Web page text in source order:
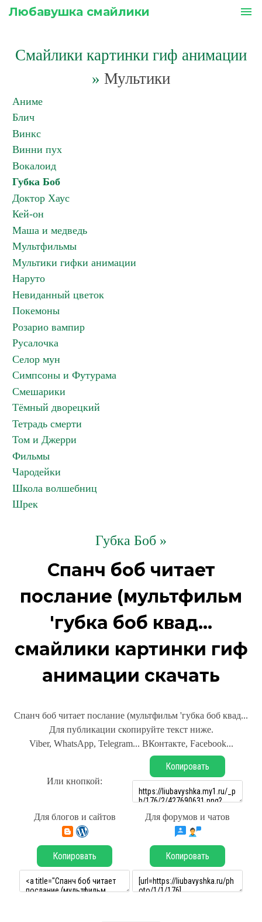
Любавушка смайлики menu
Смайлики картинки гиф анимации
» Мультики
Аниме
Блич
Винкс
Винни пух
Вокалоид
Губка Боб
Доктор Хаус
Кей-он
Маша и медведь
Мультфильмы
Мультики гифки анимации
Наруто
Невиданный цветок
Покемоны
Розарио вампир
Русалочка
Селор мун
Симпсоны и Футурама
Смешарики
Тёмный дворецкий
Тетрадь смерти
Том и Джерри
Фильмы
Чародейки
Школа волшебниц
Шрек
Губка Боб »
Спанч боб читает
послание (мультфильм
'губка боб квад...
смайлики картинки гиф
анимации скачать
Спанч боб читает послание (мультфильм 'губка боб квад...
Для публикации скопируйте текст ниже.
Viber, WhatsApp, Telegram... ВКонтакте, Facebook...
Или кнопкой:
Копировать
Для блогов и сайтов Для форумов и чатов
Копировать Копировать